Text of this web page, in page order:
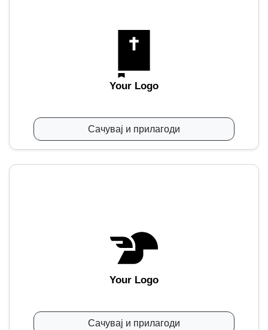
Your Logo
Сачувај и прилагоди
Your Logo
Сачувај и прилагоди